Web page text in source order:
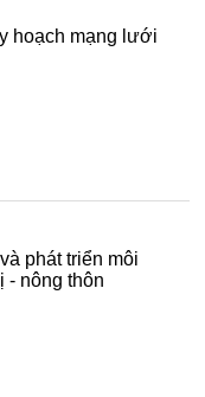
hoạch mạng lưới
phát triển môi
- nông thôn